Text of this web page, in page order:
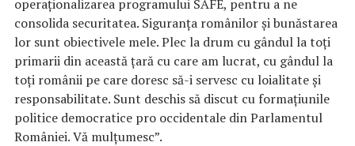
consolida securitatea. Siguranța românilor și bunăstarea
lor sunt obiectivele mele. Plec la drum cu gândul la toți
primarii din această țară cu care am lucrat, cu gândul la
toți românii pe care doresc să-i servesc cu loialitate și
responsabilitate. Sunt deschis să discut cu formațiunile
politice democratice pro occidentale din Parlamentul
României. Vă mulțumesc”.